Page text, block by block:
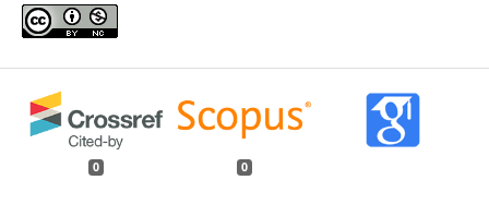
0 0